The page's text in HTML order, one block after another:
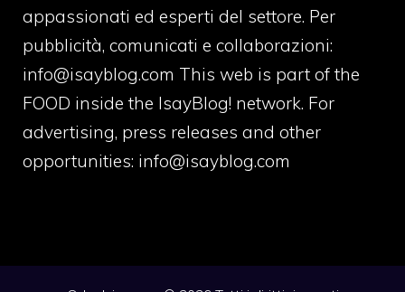
appassionati ed esperti del settore. Per
pubblicità, comunicati e collaborazioni:
info@isayblog.com This web is part of the
FOOD inside the IsayBlog! network. For
advertising, press releases and other
opportunities: info@isayblog.com